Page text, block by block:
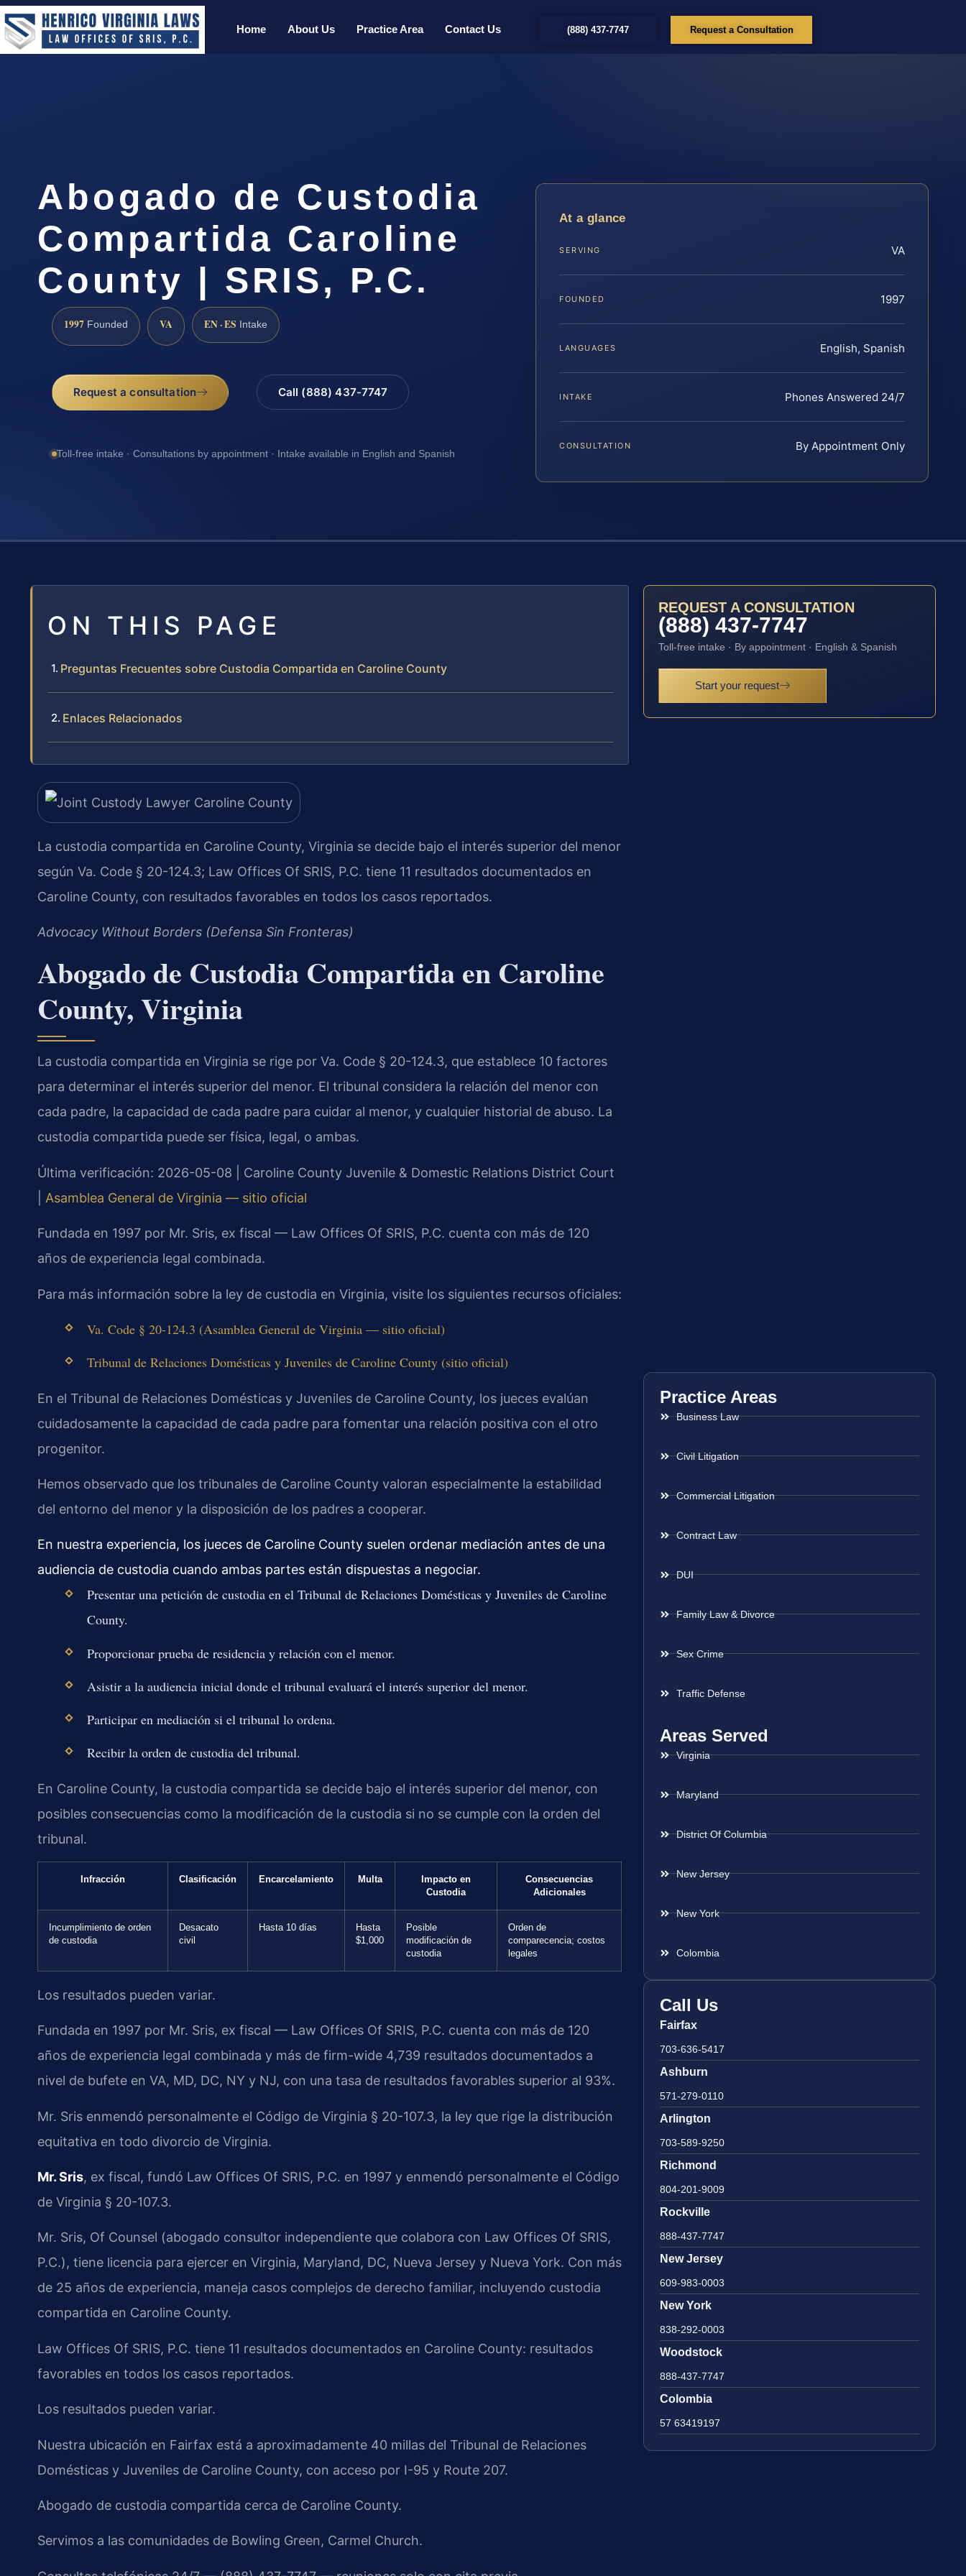
Home About Us Practice Area Contact Us (888) 437-7747 Request a Consultation
Abogado de Custodia
Compartida Caroline
County | SRIS, P.C.
1997 Founded VA EN · ES Intake
Request a consultation Call (888) 437-7747
Toll-free intake · Consultations by appointment · Intake available in English and Spanish
At a glance
SERVING VA
FOUNDED 1997
LANGUAGES English, Spanish
INTAKE Phones Answered 24/7
CONSULTATION By Appointment Only
ON THIS PAGE
Preguntas Frecuentes sobre Custodia Compartida en Caroline County
Enlaces Relacionados
La custodia compartida en Caroline County, Virginia se decide bajo el interés superior del menor
según Va. Code § 20-124.3; Law Offices Of SRIS, P.C. tiene 11 resultados documentados en
Caroline County, con resultados favorables en todos los casos reportados.
Advocacy Without Borders (Defensa Sin Fronteras)
Abogado de Custodia Compartida en Caroline
County, Virginia
La custodia compartida en Virginia se rige por Va. Code § 20-124.3, que establece 10 factores
para determinar el interés superior del menor. El tribunal considera la relación del menor con
cada padre, la capacidad de cada padre para cuidar al menor, y cualquier historial de abuso. La
custodia compartida puede ser física, legal, o ambas.
Última verificación: 2026-05-08 | Caroline County Juvenile & Domestic Relations District Court
Asamblea General de Virginia — sitio oficial
Fundada en 1997 por Mr. Sris, ex fiscal — Law Offices Of SRIS, P.C. cuenta con más de 120
años de experiencia legal combinada.
Para más información sobre la ley de custodia en Virginia, visite los siguientes recursos oficiales:
Va. Code § 20-124.3 (Asamblea General de Virginia — sitio oficial)
Tribunal de Relaciones Domésticas y Juveniles de Caroline County (sitio oficial)
En el Tribunal de Relaciones Domésticas y Juveniles de Caroline County, los jueces evalúan
cuidadosamente la capacidad de cada padre para fomentar una relación positiva con el otro
progenitor.
Hemos observado que los tribunales de Caroline County valoran especialmente la estabilidad
del entorno del menor y la disposición de los padres a cooperar.
En nuestra experiencia, los jueces de Caroline County suelen ordenar mediación antes de una
audiencia de custodia cuando ambas partes están dispuestas a negociar.
Presentar una petición de custodia en el Tribunal de Relaciones Domésticas y Juveniles de Caroline
County.
Proporcionar prueba de residencia y relación con el menor.
Asistir a la audiencia inicial donde el tribunal evaluará el interés superior del menor.
Participar en mediación si el tribunal lo ordena.
Recibir la orden de custodia del tribunal.
En Caroline County, la custodia compartida se decide bajo el interés superior del menor, con
posibles consecuencias como la modificación de la custodia si no se cumple con la orden del
tribunal.
Infracción Clasificación Encarcelamiento Multa
Impacto en
Custodia
Consecuencias
Adicionales
Incumplimiento de orden
de custodia
Desacato
civil
Hasta 10 días
Hasta
$1,000
Posible
modificación de
custodia
Orden de
comparecencia; costos
legales
Los resultados pueden variar.
Fundada en 1997 por Mr. Sris, ex fiscal — Law Offices Of SRIS, P.C. cuenta con más de 120
años de experiencia legal combinada y más de firm-wide 4,739 resultados documentados a
nivel de bufete en VA, MD, DC, NY y NJ, con una tasa de resultados favorables superior al 93%.
Mr. Sris enmendó personalmente el Código de Virginia § 20-107.3, la ley que rige la distribución
equitativa en todo divorcio de Virginia.
Mr. Sris, ex fiscal, fundó Law Offices Of SRIS, P.C. en 1997 y enmendó personalmente el Código
de Virginia § 20-107.3.
Mr. Sris, Of Counsel (abogado consultor independiente que colabora con Law Offices Of SRIS,
P.C.), tiene licencia para ejercer en Virginia, Maryland, DC, Nueva Jersey y Nueva York. Con más
de 25 años de experiencia, maneja casos complejos de derecho familiar, incluyendo custodia
compartida en Caroline County.
Law Offices Of SRIS, P.C. tiene 11 resultados documentados en Caroline County: resultados
favorables en todos los casos reportados.
Los resultados pueden variar.
Nuestra ubicación en Fairfax está a aproximadamente 40 millas del Tribunal de Relaciones
Domésticas y Juveniles de Caroline County, con acceso por I-95 y Route 207.
Abogado de custodia compartida cerca de Caroline County.
Servimos a las comunidades de Bowling Green, Carmel Church.
REQUEST A CONSULTATION
(888) 437-7747
Toll-free intake · By appointment · English & Spanish
Start your request
Practice Areas
Business Law
Civil Litigation
Commercial Litigation
Contract Law
DUI
Family Law & Divorce
Sex Crime
Traffic Defense
Areas Served
Virginia
Maryland
District Of Columbia
New Jersey
New York
Colombia
Call Us
Fairfax
703-636-5417
Ashburn
571-279-0110
Arlington
703-589-9250
Richmond
804-201-9009
Rockville
888-437-7747
New Jersey
609-983-0003
New York
838-292-0003
Woodstock
888-437-7747
Colombia
57 63419197